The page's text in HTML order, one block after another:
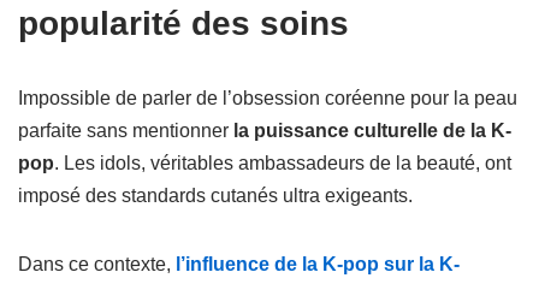
popularité des soins
Impossible de parler de l’obsession coréenne pour la peau
parfaite sans mentionner la puissance culturelle de la K-
pop. Les idols, véritables ambassadeurs de la beauté, ont
imposé des standards cutanés ultra exigeants.
Dans ce contexte, l’influence de la K-pop sur la K-